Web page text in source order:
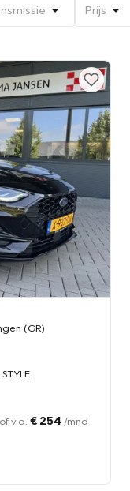
Prijs
(GR)
of v.a. € 254 /mnd